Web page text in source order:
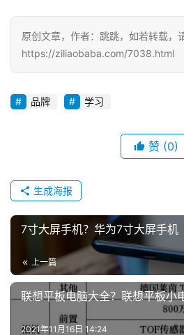
原创文章，作者：跳跳，如若转载，
https://ziliaobaba.com/7038.html
品牌 学习
赞 (0)
生成海报
7寸大屏手机？华为7寸大屏手机
上一篇
联想平板电脑大全？联想平板小
2021年11月16日 14:24